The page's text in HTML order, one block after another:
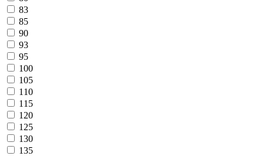
83
85
90
93
95
100
105
110
115
120
125
130
135